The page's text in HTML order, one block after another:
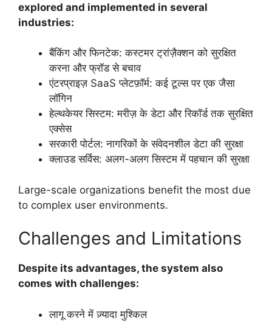
explored and implemented in several
industries:
बैंकिंग और फिनटेक: कस्टमर ट्रांज़ैक्शन को सुरक्षित
करना और फ्रॉड से बचाव
एंटरप्राइज़ SaaS प्लेटफ़ॉर्म: कई टूल्स पर एक जैसा
लॉगिन
हेल्थकेयर सिस्टम: मरीज़ के डेटा और रिकॉर्ड तक सुरक्षित
एक्सेस
सरकारी पोर्टल: नागरिकों के संवेदनशील डेटा की सुरक्षा
क्लाउड सर्विस: अलग-अलग सिस्टम में पहचान की सुरक्षा
Large-scale organizations benefit the most due
to complex user environments.
Challenges and Limitations
Despite its advantages, the system also
comes with challenges:
लागू करने में ज़्यादा मुश्किल